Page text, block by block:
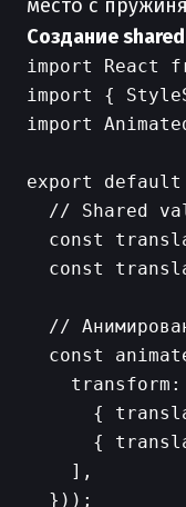
место с
Создание
import React
import {
import
export
// Shared
const
const
//
const
transform:
{
{
    ],
  }));